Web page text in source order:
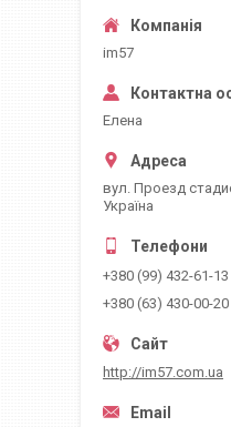
im57
Елена
вул. Проезд
Україна
+380 (99) 432-61-13
+380 (63) 430-00-20
http://im57.com.ua